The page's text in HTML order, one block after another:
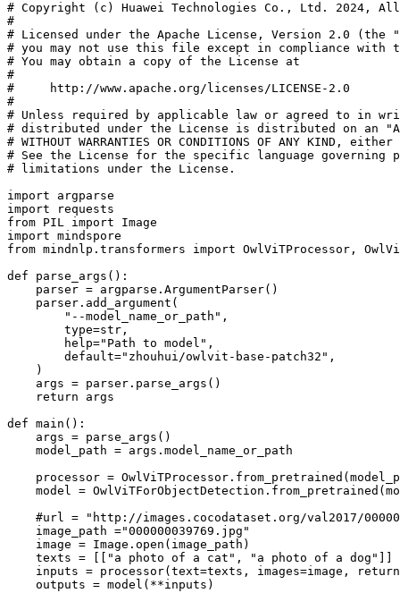
# Copyright (c) Huawei Technologies Co., Ltd. 2024,
#
# Licensed under the Apache License, Version 2.0 (the
# you may not use this file except in compliance with
# You may obtain a copy of the License at
#
#     http://www.apache.org/licenses/LICENSE-2.0
#
# Unless required by applicable law or agreed to in
# distributed under the License is distributed on an
# WITHOUT WARRANTIES OR CONDITIONS OF ANY KIND,
# See the License for the specific language governing
# limitations under the License.
import argparse
import requests
from PIL import Image
import mindspore
from mindnlp.transformers import OwlViTProcessor,
def parse_args():
    parser = argparse.ArgumentParser()
    parser.add_argument(
        "--model_name_or_path",
        type=str,
        help="Path to model",
        default="zhouhui/owlvit-base-patch32",
    )
    args = parser.parse_args()
    return args
def main():
    args = parse_args()
    model_path = args.model_name_or_path
processor =
model =
#url = "http://images.cocodataset.org/val2017/
    image_path ="000000039769.jpg"
    image = Image.open(image_path)
    texts = [["a photo of a cat", "a photo of a dog"]]
inputs = processor(text=texts, images=image,
    outputs = model(**inputs)